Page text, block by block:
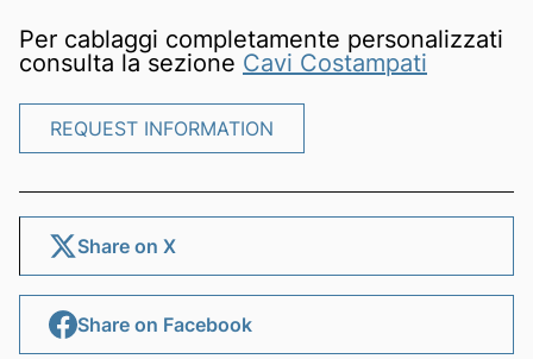
Per cablaggi completamente personalizzati
consulta la sezione Cavi Costampati
REQUEST INFORMATION
REQUEST INFORMATION
Share on X
Share on Facebook